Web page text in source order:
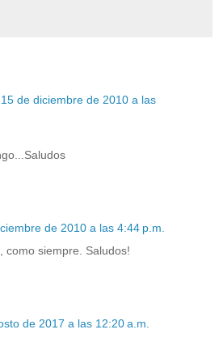
15 de diciembre de 2010 a las
de 2010 a las 4:44 p.m.
como siempre. Saludos!
de 2017 a las 12:20 a.m.